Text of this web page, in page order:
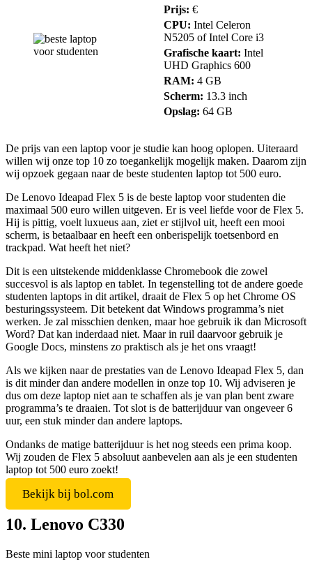
Prijs: €
CPU: Intel Celeron
N5205 of Intel Core i3
Grafische kaart: Intel
UHD Graphics 600
RAM: 4 GB
Scherm: 13.3 inch
Opslag: 64 GB
De prijs van een laptop voor je studie kan hoog oplopen. Uiteraard
willen wij onze top 10 zo toegankelijk mogelijk maken. Daarom zijn
wij opzoek gegaan naar de beste studenten laptop tot 500 euro.
De Lenovo Ideapad Flex 5 is de beste laptop voor studenten die
maximaal 500 euro willen uitgeven. Er is veel liefde voor de Flex 5.
Hij is pittig, voelt luxueus aan, ziet er stijlvol uit, heeft een mooi
scherm, is betaalbaar en heeft een onberispelijk toetsenbord en
trackpad. Wat heeft het niet?
Dit is een uitstekende middenklasse Chromebook die zowel
succesvol is als laptop en tablet. In tegenstelling tot de andere goede
studenten laptops in dit artikel, draait de Flex 5 op het Chrome OS
besturingssysteem. Dit betekent dat Windows programma’s niet
werken. Je zal misschien denken, maar hoe gebruik ik dan Microsoft
Word? Dat kan inderdaad niet. Maar in ruil daarvoor gebruik je
Google Docs, minstens zo praktisch als je het ons vraagt!
Als we kijken naar de prestaties van de Lenovo Ideapad Flex 5, dan
is dit minder dan andere modellen in onze top 10. Wij adviseren je
dus om deze laptop niet aan te schaffen als je van plan bent zware
programma’s te draaien. Tot slot is de batterijduur van ongeveer 6
uur, een stuk minder dan andere laptops.
Ondanks de matige batterijduur is het nog steeds een prima koop.
Wij zouden de Flex 5 absoluut aanbevelen aan als je een studenten
laptop tot 500 euro zoekt!
Bekijk bij bol.com
10. Lenovo C330
Beste mini laptop voor studenten